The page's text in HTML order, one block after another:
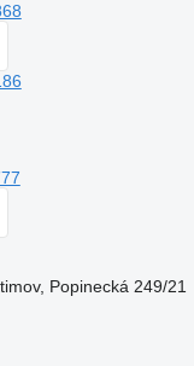
Popinecká 249/21